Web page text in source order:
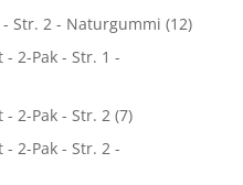
- Str. 2 - Naturgummi (12)
- 2-Pak - Str. 1 -
- 2-Pak - Str. 2 (7)
- 2-Pak - Str. 2 -